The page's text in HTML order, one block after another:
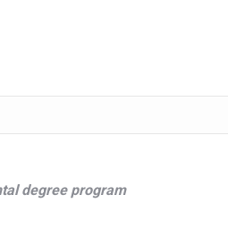
degree program